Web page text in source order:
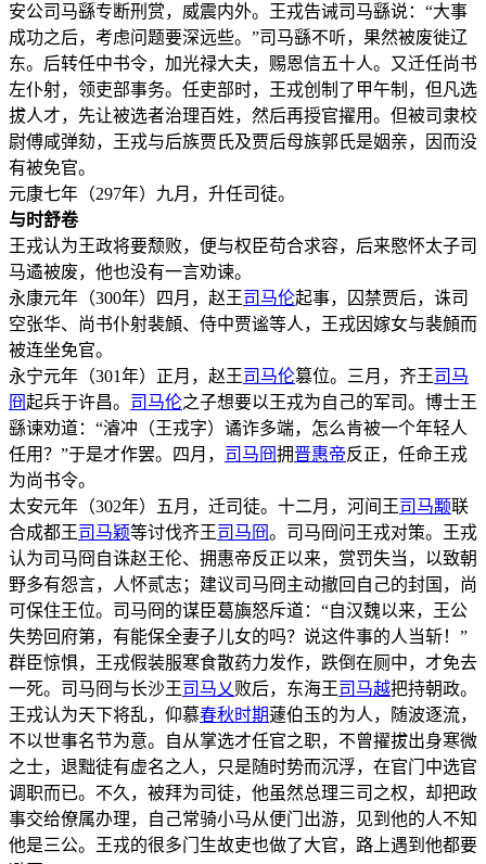
安公司马繇专断刑赏，威震内外。王戎告诫司马繇说：“大事
成功之后，考虑问题要深远些。”司马繇不听，果然被废徙辽
东。后转任中书令，加光禄大夫，赐恩信五十人。又迁任尚书
左仆射，领吏部事务。任吏部时，王戎创制了甲午制，但凡选
拔人才，先让被选者治理百姓，然后再授官擢用。但被司隶校
尉傅咸弹劾，王戎与后族贾氏及贾后母族郭氏是姻亲，因而没
有被免官。
元康七年（297年）九月，升任司徒。
与时舒卷
王戎认为王政将要颓败，便与权臣苟合求容，后来愍怀太子司
马遹被废，他也没有一言劝谏。
永康元年（300年）四月，赵王司马伦起事，囚禁贾后，诛司
空张华、尚书仆射裴頠、侍中贾谧等人，王戎因嫁女与裴頠而
被连坐免官。
永宁元年（301年）正月，赵王司马伦篡位。三月，齐王司马
冏起兵于许昌。 司马伦之子想要以王戎为自己的军司。博士王
繇谏劝道：“濬冲（王戎字）谲诈多端，怎么肯被一个年轻人
任用？”于是才作罢。四月， 司马冏拥晋惠帝反正，任命王戎
为尚书令。
太安元年（302年）五月，迁司徒。十二月，河间王司马颙联
合成都王司马颖等讨伐齐王司马冏。司马冏问王戎对策。王戎
认为司马冏自诛赵王伦、拥惠帝反正以来，赏罚失当，以致朝
野多有怨言，人怀贰志；建议司马冏主动撤回自己的封国，尚
可保住王位。司马冏的谋臣葛旟怒斥道：“自汉魏以来，王公
失势回府第，有能保全妻子儿女的吗？说这件事的人当斩！”
群臣惊惧，王戎假装服寒食散药力发作，跌倒在厕中，才免去
一死。司马冏与长沙王司马乂败后，东海王司马越把持朝政。
王戎认为天下将乱，仰慕春秋时期蘧伯玉的为人，随波逐流，
不以世事名节为意。自从掌选才任官之职，不曾擢拔出身寒微
之士，退黜徒有虚名之人，只是随时势而沉浮，在官门中选官
调职而已。不久，被拜为司徒，他虽然总理三司之权，却把政
事交给僚属办理，自己常骑小马从便门出游，见到他的人不知
他是三公。王戎的很多门生故吏也做了大官，路上遇到他都要